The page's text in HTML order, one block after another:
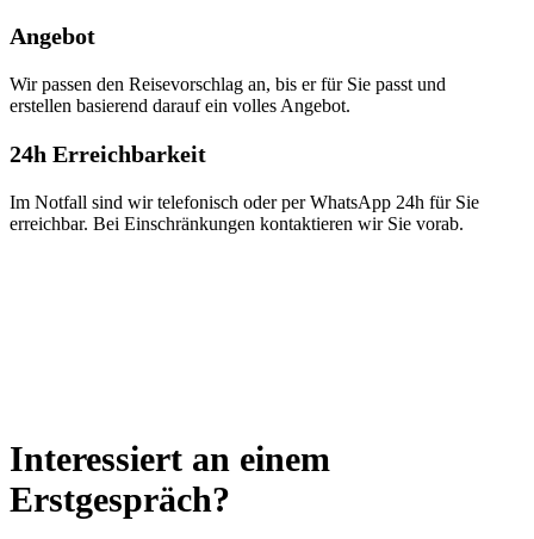
Angebot
Wir passen den Reisevorschlag an, bis er für Sie passt und
erstellen basierend darauf ein volles Angebot.
24h Erreichbarkeit
Im Notfall sind wir telefonisch oder per WhatsApp 24h für Sie
erreichbar. Bei Einschränkungen kontaktieren wir Sie vorab.
Interessiert an einem
Erstgespräch?